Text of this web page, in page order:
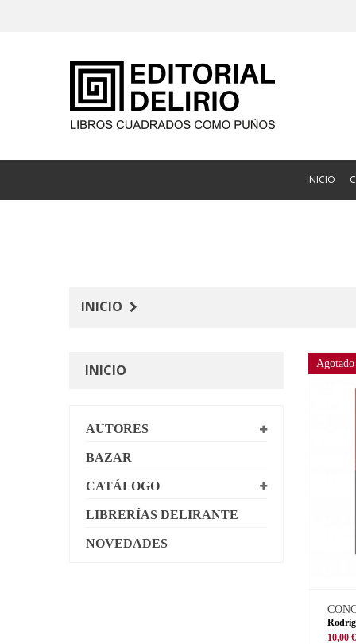
INICIO
INICIO
INICIO
AUTORES
BAZAR
CATÁLOGO
LIBRERÍAS DELIRANTE
NOVEDADES
Agotado
10,00 €